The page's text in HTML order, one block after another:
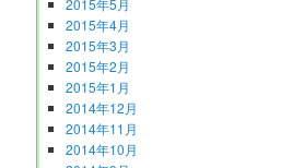
2015年4月
2015年3月
2015年2月
2015年1月
2014年12月
2014年11月
2014年10月